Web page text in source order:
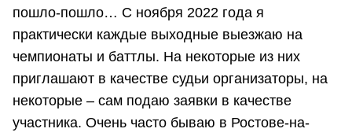
пошло-пошло… С ноября 2022 года я
практически каждые выходные выезжаю на
чемпионаты и баттлы. На некоторые из них
приглашают в качестве судьи организаторы, на
некоторые – сам подаю заявки в качестве
участника. Очень часто бываю в Ростове-на-